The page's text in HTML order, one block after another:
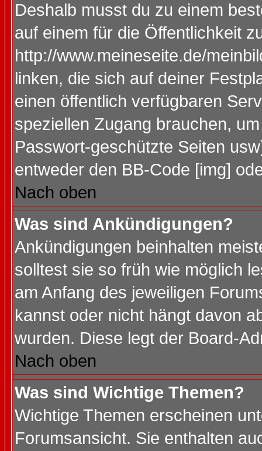
Deshalb musst du zu einem
auf einem für die Öffentlichkeit
http://www.meineseite.de/
linken, die sich auf deiner
einen öffentlich verfügbaren
speziellen Zugang brauchen,
Passwort-geschützte Seiten
entweder den BB-Code [img]
Nach oben
Was sind Ankündigungen?
Ankündigungen beinhalten
solltest sie so früh wie möglich
am Anfang des jeweiligen
kannst oder nicht hängt davon
wurden. Diese legt der Board-
Nach oben
Was sind Wichtige Themen?
Wichtige Themen erscheinen
Forumsansicht. Sie enthalten